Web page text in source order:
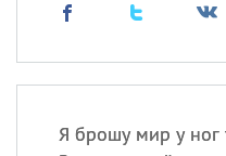
Я брошу мир у ног